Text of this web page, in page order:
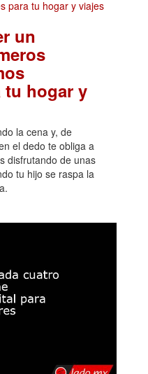
un
tu hogar y
la cena y, de
el dedo te obliga a
disfrutando de unas
tu hijo se raspa la